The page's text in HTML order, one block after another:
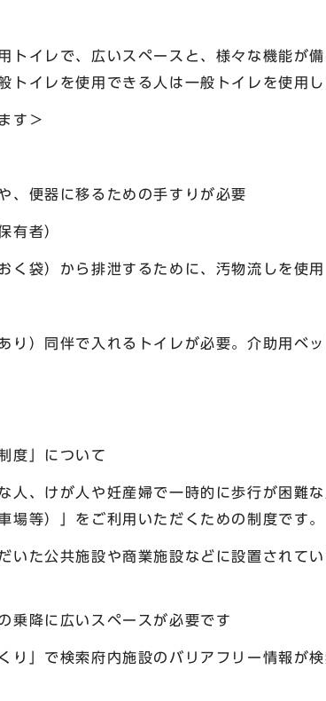
トイレで、広いスペースと、様々な機能が
トイレを使用できる人は一般トイレを使用し
す＞
や、便器に移るための手すりが必要
有者）
）から排泄するために、汚物流しを使用
同伴で入れるトイレが必要。介助用ベッ
度」について
人、けが人や妊産婦で一時的に歩行が困難
場等）」をご利用いただくための制度です。
いた公共施設や商業施設などに設置されて
乗降に広いスペースが必要です
り」で検索府内施設のバリアフリー情報が検